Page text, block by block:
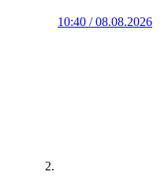
10:40 / 08.08.2026